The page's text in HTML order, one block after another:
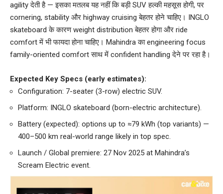
agility देती है — इसका मतलब यह नहीं कि बड़ी SUV हल्की महसूस होगी, पर
cornering, stability और highway cruising बेहतर होने चाहिए। INGLO
skateboard के कारण weight distribution बेहतर होगा और ride
comfort में भी फायदा होना चाहिए। Mahindra का engineering focus
family-oriented comfort साथ में confident handling देने पर रहा है।
Expected Key Specs (early estimates):
Configuration: 7-seater (3-row) electric SUV.
Platform: INGLO skateboard (born-electric architecture).
Battery (expected): options up to ≈79 kWh (top variants) —
400–500 km real-world range likely in top spec.
Launch / Global premiere: 27 Nov 2025 at Mahindra’s
Scream Electric event.